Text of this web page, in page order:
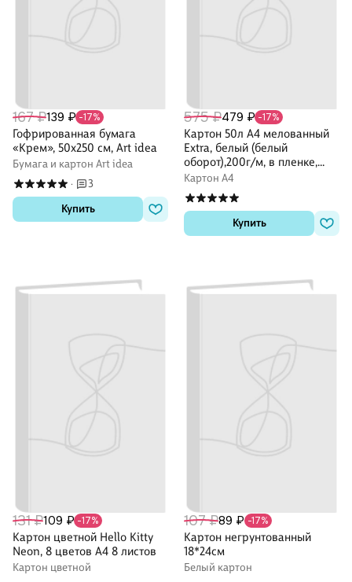
167 ₽139 ₽ -17%
Гофрированная бумага
«Крем», 50х250 см, Art idea
Бумага и картон Art idea
·
3
Купить
575 ₽479 ₽ -17%
Картон 50л А4 мелованный
Extra, белый (белый
оборот),200г/м, в пленке,
Brauberg
Картон А4
Купить
131 ₽109 ₽ -17%
Картон цветной Hello Kitty
Neon, 8 цветов А4 8 листов
Картон цветной
107 ₽89 ₽ -17%
Картон негрунтованный
18*24см
Белый картон